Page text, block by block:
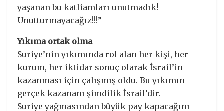
yaşanan bu katliamları unutmadık!
Unutturmayacağız!!!”
Yıkıma ortak olma
Suriye’nin yıkımında rol alan her kişi, her
kurum, her iktidar sonuç olarak İsrail’in
kazanması için çalışmış oldu. Bu yıkımın
gerçek kazananı şimdilik İsrail’dir.
Suriye yağmasından büyük pay kapacağını